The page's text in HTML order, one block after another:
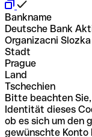
Bankname
Deutsche Bank
Organizacni Slozka
Stadt
Prague
Land
Tschechien
Bitte beachten
Identität dieses
ob es sich um den
gewünschte Konto